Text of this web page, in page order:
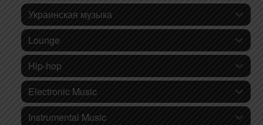
Украинская музыка
Lounge
Hip-hop
Electronic Music
Instrumental Music